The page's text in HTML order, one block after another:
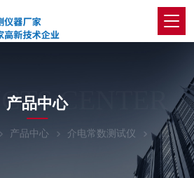
CENTER
产品中心
产品中心 介电常数测试仪 高低频